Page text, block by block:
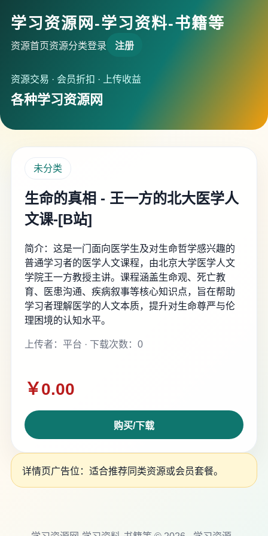
学习资源网-学习资料-书籍等
资源首页资源分类登录 注册
资源交易 · 会员折扣 · 上传收益
各种学习资源网
未分类
生命的真相 - 王一方的北大医学人
文课-[B站]
简介：这是一门面向医学生及对生命哲学感兴趣的
普通学习者的医学人文课程，由北京大学医学人文
学院王一方教授主讲。课程涵盖生命观、死亡教
育、医患沟通、疾病叙事等核心知识点，旨在帮助
学习者理解医学的人文本质，提升对生命尊严与伦
理困境的认知水平。
上传者：平台 · 下载次数：0
￥0.00
购买/下载
详情页广告位：适合推荐同类资源或会员套餐。